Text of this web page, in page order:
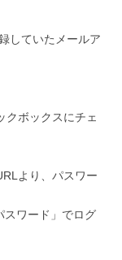
していたメールア
クボックスにチェ
より、パスワー
ワード」でログ